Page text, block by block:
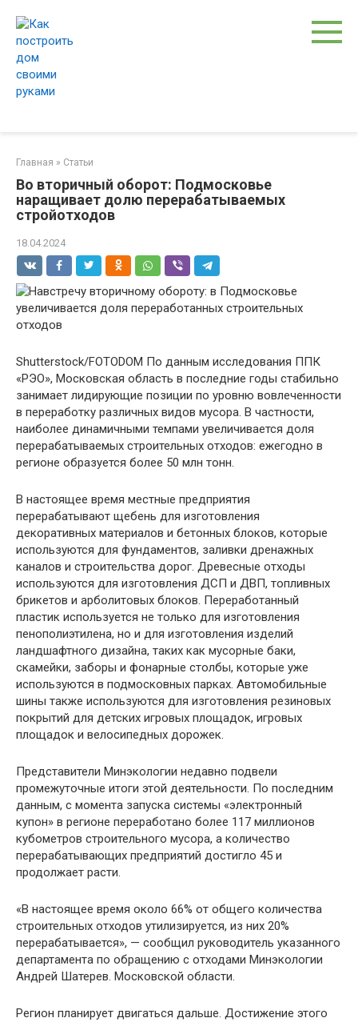
контенту
Главная » Статьи
Во вторичный оборот: Подмосковье
наращивает долю перерабатываемых
стройотходов
18.04.2024
Shutterstock/FOTODOM По данным исследования ППК
«РЭО», Московская область в последние годы стабильно
занимает лидирующие позиции по уровню вовлеченности
в переработку различных видов мусора. В частности,
наиболее динамичными темпами увеличивается доля
перерабатываемых строительных отходов: ежегодно в
регионе образуется более 50 млн тонн.
В настоящее время местные предприятия
перерабатывают щебень для изготовления
декоративных материалов и бетонных блоков, которые
используются для фундаментов, заливки дренажных
каналов и строительства дорог. Древесные отходы
используются для изготовления ДСП и ДВП, топливных
брикетов и арболитовых блоков. Переработанный
пластик используется не только для изготовления
пенополиэтилена, но и для изготовления изделий
ландшафтного дизайна, таких как мусорные баки,
скамейки, заборы и фонарные столбы, которые уже
используются в подмосковных парках. Автомобильные
шины также используются для изготовления резиновых
покрытий для детских игровых площадок, игровых
площадок и велосипедных дорожек.
Представители Минэкологии недавно подвели
промежуточные итоги этой деятельности. По последним
данным, с момента запуска системы «электронный
купон» в регионе переработано более 117 миллионов
кубометров строительного мусора, а количество
перерабатывающих предприятий достигло 45 и
продолжает расти.
«В настоящее время около 66% от общего количества
строительных отходов утилизируется, из них 20%
перерабатывается», — сообщил руководитель указанного
департамента по обращению с отходами Минэкологии
Андрей Шатерев. Московской области.
Регион планирует двигаться дальше. Достижение этого